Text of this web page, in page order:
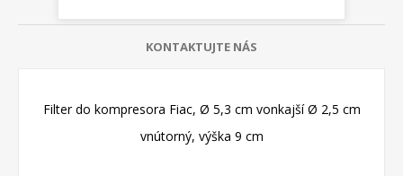
KONTAKTUJTE NÁS
Filter do kompresora Fiac, Ø 5,3 cm vonkajší Ø 2,5 cm
vnútorný, výška 9 cm